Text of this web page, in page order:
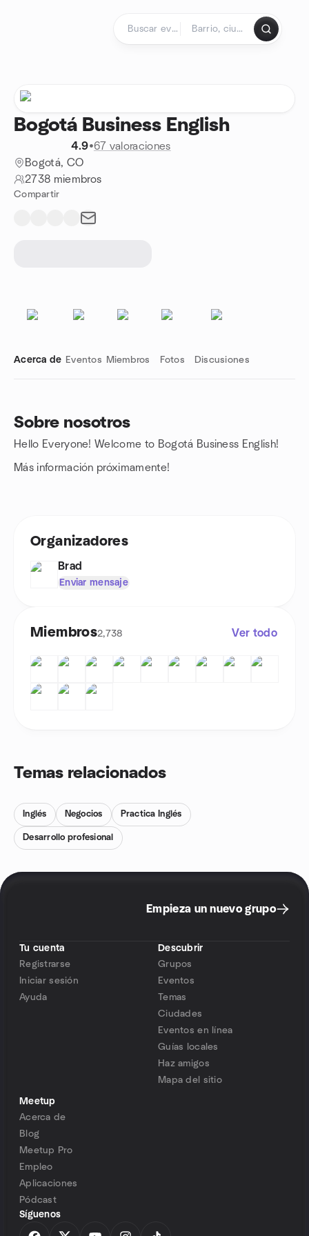
Bogotá Business English
4.9•67 valoraciones
Bogotá, CO
2738 miembros
Compartir
Acerca de Eventos Miembros Fotos Discusiones
Sobre nosotros
Hello Everyone! Welcome to Bogotá Business English!
Más información próximamente!
Enlaces de grupo
Organizadores
Brad
Enviar mensaje
Miembros2,738 Ver todo
Temas relacionados
Inglés Negocios Practica Inglés
Desarrollo profesional
Empieza un nuevo grupo
Tu cuenta
Registrarse
Iniciar sesión
Ayuda
Descubrir
Grupos
Eventos
Temas
Ciudades
Eventos en línea
Guías locales
Haz amigos
Mapa del sitio
Meetup
Acerca de
Blog
Meetup Pro
Empleo
Aplicaciones
Pódcast
Síguenos